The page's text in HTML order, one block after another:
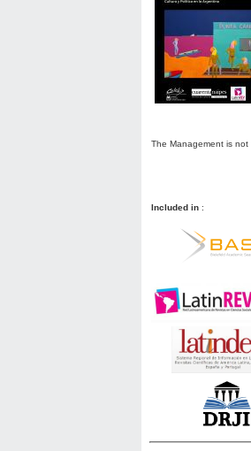
The Management is not
Included in: